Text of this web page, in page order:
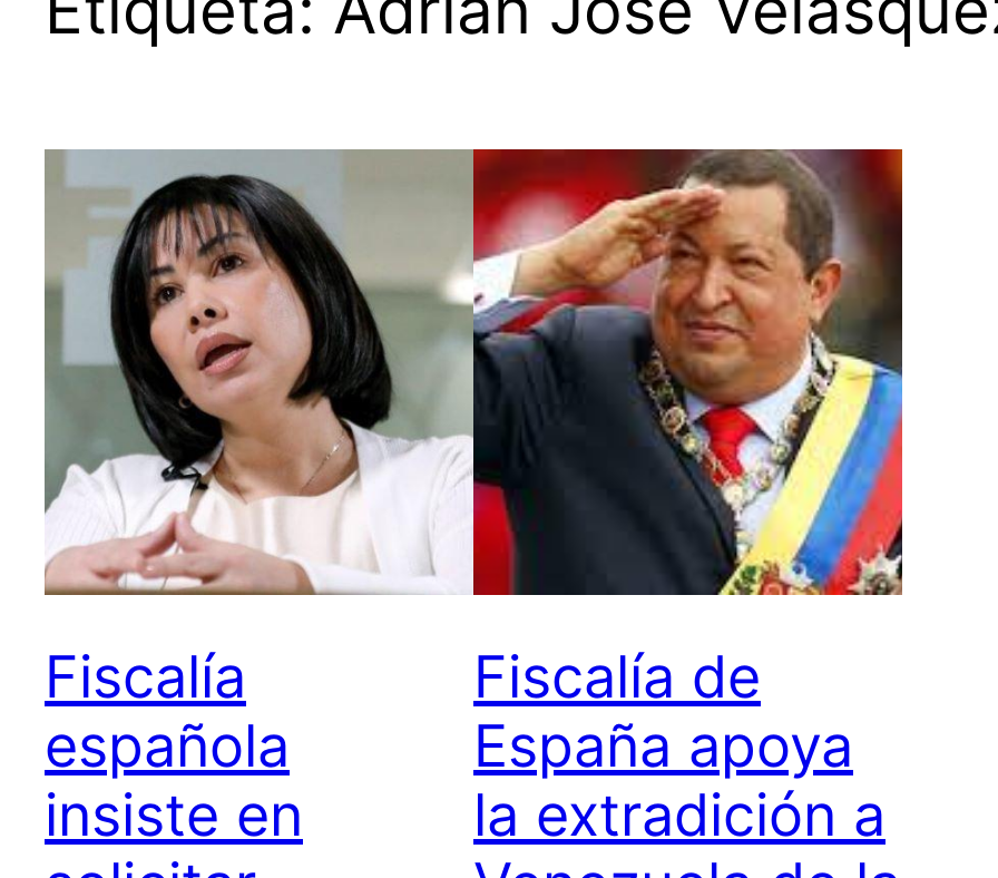
Fiscalía
española
insiste en
Fiscalía de
España apoya
la extradición a